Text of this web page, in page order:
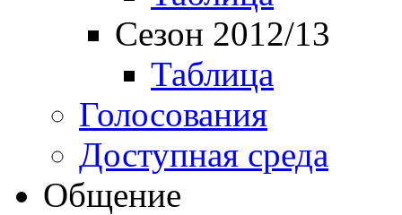
Сезон 2012/13
Таблица
Голосования
Доступная среда
Общение